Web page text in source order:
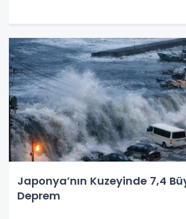
Japonya’nın Kuzeyinde 7,4
Deprem